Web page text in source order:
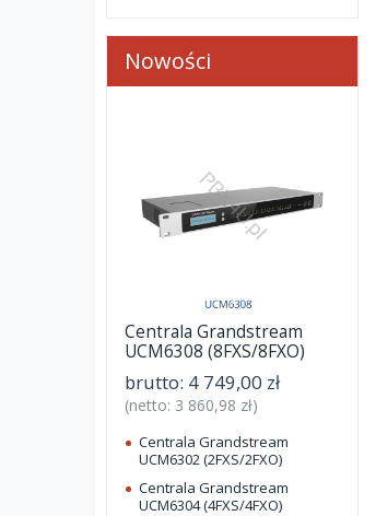
Nowości
Centrala Grandstream
UCM6308 (8FXS/8FXO)
brutto: 4 749,00 zł
(netto: 3 860,98 zł)
Centrala Grandstream
UCM6302 (2FXS/2FXO)
Centrala Grandstream
UCM6304 (4FXS/4FXO)